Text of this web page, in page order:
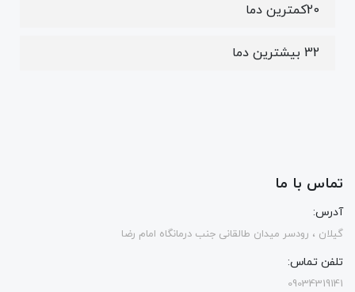
20کمترین دما
32 بیشترین دما
تماس با ما
آدرس:
گیلان ، رودسر میدان طالقانی جنب درمانگاه امام رضا
تلفن تماس:
09034319141